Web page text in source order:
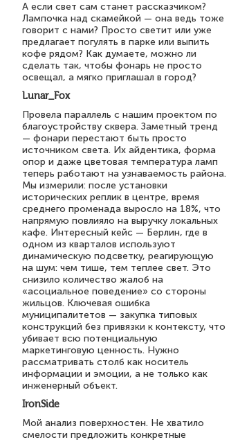
А если свет сам станет рассказчиком?
Лампочка над скамейкой — она ведь тоже
говорит с нами? Просто светит или уже
предлагает погулять в парке или выпить
кофе рядом? Как думаете, можно ли
сделать так, чтобы фонарь не просто
освещал, а мягко приглашал в город?
Lunar_Fox
Провела параллель с нашим проектом по
благоустройству сквера. Заметный тренд
— фонари перестают быть просто
источником света. Их айдентика, форма
опор и даже цветовая температура ламп
теперь работают на узнаваемость района.
Мы измерили: после установки
исторических реплик в центре, время
среднего променада выросло на 18%, что
напрямую повлияло на выручку локальных
кафе. Интересный кейс — Берлин, где в
одном из кварталов используют
динамическую подсветку, реагирующую
на шум: чем тише, тем теплее свет. Это
снизило количество жалоб на
«асоциальное поведение» со стороны
жильцов. Ключевая ошибка
муниципалитетов — закупка типовых
конструкций без привязки к контексту, что
убивает всю потенциальную
маркетинговую ценность. Нужно
рассматривать столб как носитель
информации и эмоции, а не только как
инженерный объект.
IronSide
Мой анализ поверхностен. Не хватило
смелости предложить конкретные